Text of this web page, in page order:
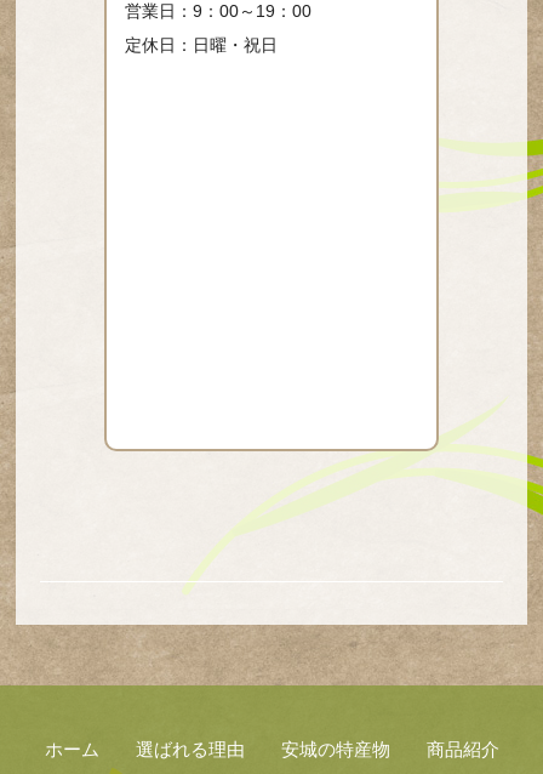
営業日：9：00～19：00
定休日：日曜・祝日
ホーム 選ばれる理由 安城の特産物 商品紹介